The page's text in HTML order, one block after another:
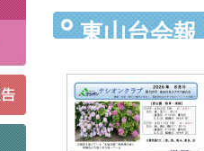
東山台会報